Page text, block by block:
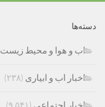
دسته‌ها
اب و هوا و محیط زیست
اخبار اب و ابیاری (۲۳۸)